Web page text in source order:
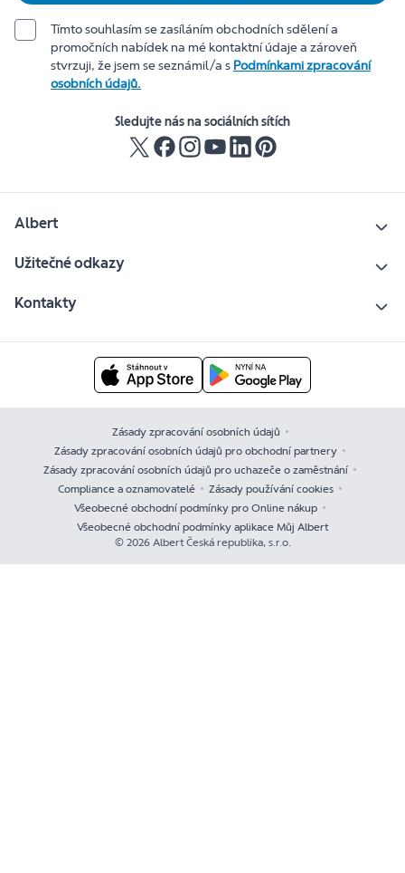
Tímto souhlasím se zasíláním obchodních sdělení a
promočních nabídek na mé kontaktní údaje a zároveň
stvrzuji, že jsem se seznámil/a s Podmínkami zpracování
osobních údajů.
Sledujte nás na sociálních sítích
Albert
Užitečné odkazy
Kontakty
Zásady zpracování osobních údajů
Zásady zpracování osobních údajů pro obchodní partnery
Zásady zpracování osobních údajů pro uchazeče o zaměstnání
Compliance a oznamovatelé
Zásady používání cookies
Všeobecné obchodní podmínky pro Online nákup
Všeobecné obchodní podmínky aplikace Můj Albert
© 2026 Albert Česká republika, s.r.o.